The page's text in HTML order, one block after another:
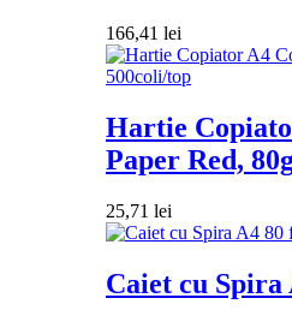
166,41 lei
Hartie
Paper Red,
25,71 lei
Caiet cu Spira